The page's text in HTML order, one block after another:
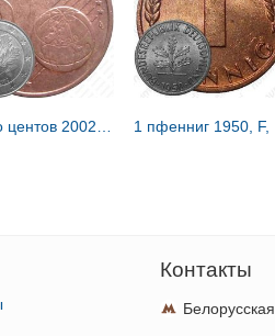
Контакты
Белорусская